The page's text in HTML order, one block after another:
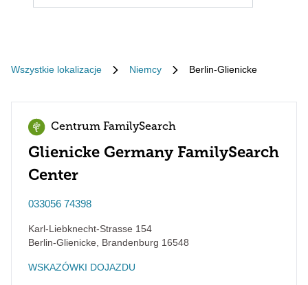
Wszystkie lokalizacje Niemcy Berlin-Glienicke
Centrum FamilySearch
Glienicke Germany FamilySearch
Center
033056 74398
Karl-Liebknecht-Strasse 154
Berlin-Glienicke
Brandenburg 16548
WSKAZÓWKI DOJAZDU